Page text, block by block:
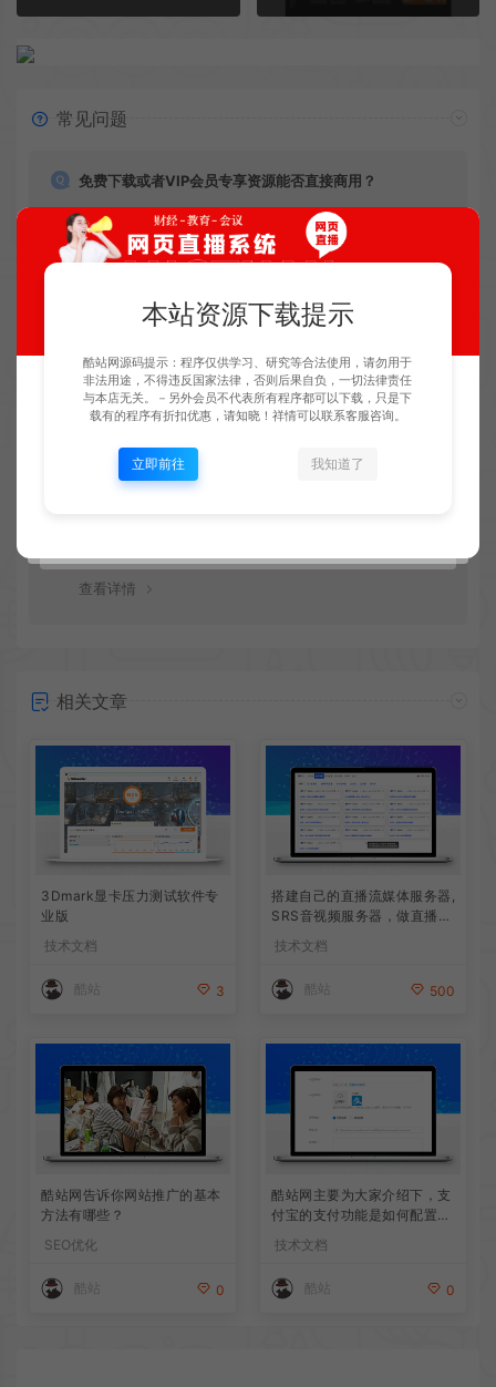
常见问题
免费下载或者VIP会员专享资源能否直接商用？
本站所有资源版权均属于原作者所有，这里所提供资源均
只能用于参考学习用，请勿直接商用。若由于商用引起版
最常见的情况是下载不完整: 可对比下载完压缩包的与网盘
查看详情
相关文章
3Dmark显卡压力测试软件专
业版
技术文档
酷站 3
搭建自己的直播流媒体服务器,
SRS音视频服务器，做直播和
会议
技术文档
酷站 500
酷站网告诉你网站推广的基本
方法有哪些？
SEO优化
酷站 0
酷站网主要为大家介绍下，支
付宝的支付功能是如何配置
技术文档
酷站 0
本站资源下载提示
酷站网源码提示：程序仅供学习、研究等合法使用，请勿用于
非法用途，不得违反国家法律，否则后果自负，一切法律责任
与本店无关。－另外会员不代表所有程序都可以下载，只是下
载有的程序有折扣优惠，请知晓！祥情可以联系客服咨询。
立即前往 我知道了